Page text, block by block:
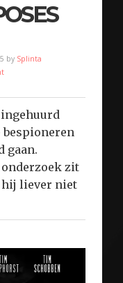
by Splinta
bespioneren
gaan.
zit
liever niet